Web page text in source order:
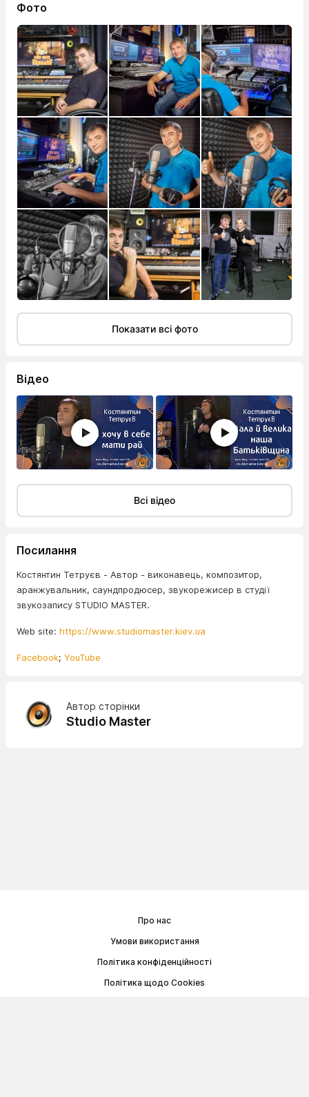
Фото
Показати всі фото
Відео
Всі відео
Посилання
Костянтин Тетруєв - Автор - виконавець, композитор,
аранжувальник, саундпродюсер, звукорежисер в студії
звукозапису STUDIO MASTER.
Web site: https://www.studiomaster.kiev.ua
Facebook; YouTube
Автор сторінки
Studio Master
Про нас
Умови використання
Політика конфіденційності
Політика щодо Cookies